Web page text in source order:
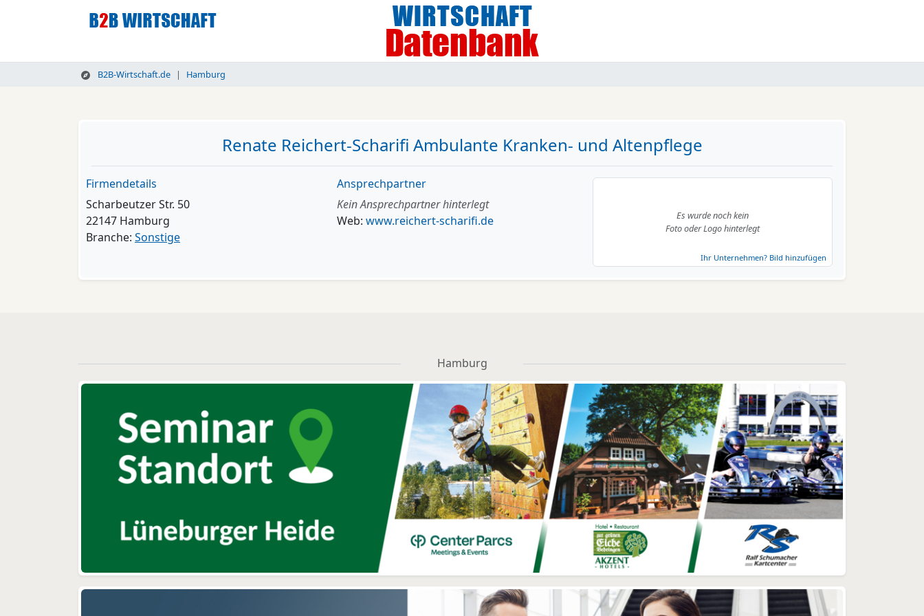
B2B-Wirtschaft.de Hamburg
Renate Reichert-Scharifi Ambulante Kranken- und Altenpflege
Firmendetails
Scharbeutzer Str. 50
22147 Hamburg
Branche: Sonstige
Ansprechpartner
Kein Ansprechpartner hinterlegt
Web: www.reichert-scharifi.de
Es wurde noch kein
Foto oder Logo hinterlegt
Ihr Unternehmen? Bild hinzufügen
Hamburg